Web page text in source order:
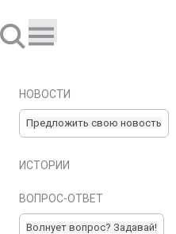
НОВОСТИ
Предложить свою новость
ИСТОРИИ
ВОПРОС-ОТВЕТ
Волнует вопрос? Задавай!